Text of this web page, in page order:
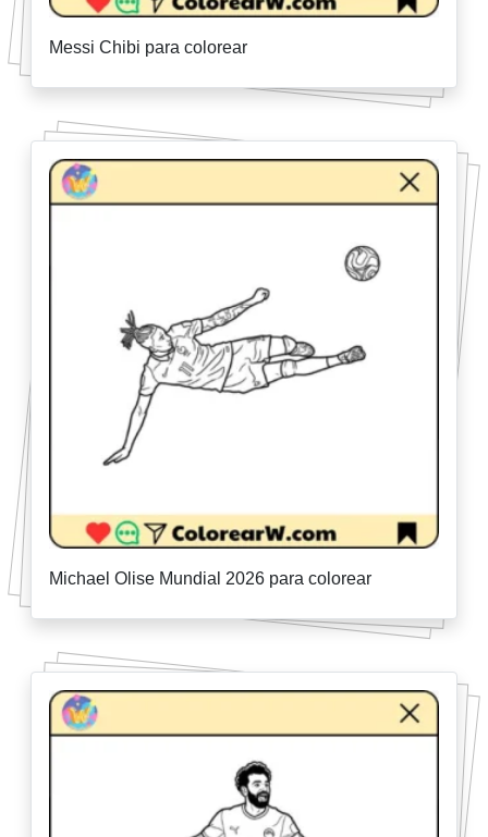
Messi Chibi para colorear
Michael Olise Mundial 2026 para colorear